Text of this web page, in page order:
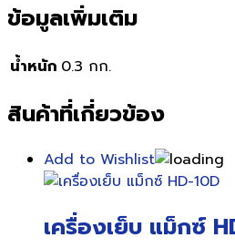
ข้อมูลเพิ่มเติม
น้ำหนัก 0.3 กก.
สินค้าที่เกี่ยวข้อง
Add to Wishlist
เครื่องเย็บ แม็กซ์